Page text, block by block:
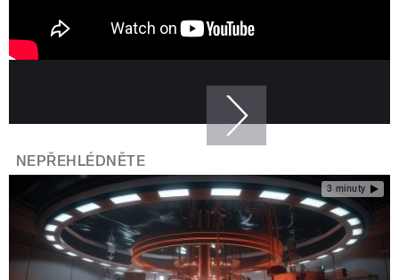
NEPŘEHLÉDNĚTE
3 minuty